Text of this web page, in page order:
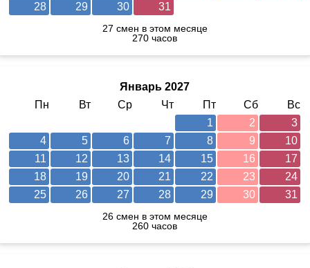
28
29 30 31
27 смен в этом месяце
270 часов
Январь 2027
Пн
Вт Ср Чт Пт Сб
Вс
1
2
3
4
5 6 7 8 9
10
11
12 13 14 15 16
17
18
19 20 21 22 23
24
25
26 27 28 29 30 31
26 смен в этом месяце
260 часов